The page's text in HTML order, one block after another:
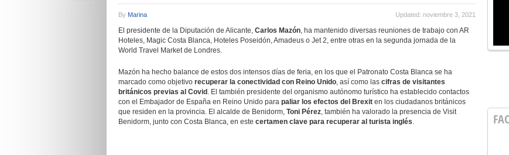
By Marina Updated: noviembre 3, 2021
El presidente de la Diputación de Alicante, Carlos Mazón, ha mantenido diversas reuniones de trabajo con AR
Hoteles, Magic Costa Blanca, Hoteles Poseidón, Amadeus o Jet 2, entre otras en la segunda jornada de la
World Travel Market de Londres.
Mazón ha hecho balance de estos dos intensos días de feria, en los que el Patronato Costa Blanca se ha
marcado como objetivo recuperar la conectividad con Reino Unido, así como las cifras de visitantes
británicos previas al Covid . El también presidente del organismo autónomo turístico ha establecido contactos
con el Embajador de España en Reino Unido para paliar los efectos del Brexit en los ciudadanos británicos
que residen en la provincia. El alcalde de Benidorm, Toni Pérez, también ha valorado la presencia de Visit
Benidorm, junto con Costa Blanca, en este certamen clave para recuperar al turista inglés.